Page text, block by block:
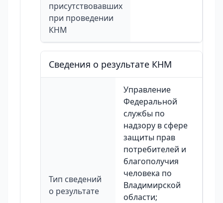
присутствовавших
при проведении
КНМ
Сведения о результате КНМ
Тип сведений
о результате
Управление
Федеральной
службы по
надзору в сфере
защиты прав
потребителей и
благополучия
человека по
Владимирской
области;